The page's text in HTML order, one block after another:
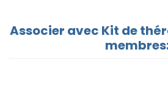
Associer avec Kit de